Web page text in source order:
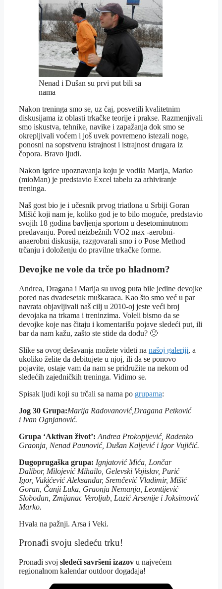
Nenad i Dušan su prvi put bili sa
nama
Nakon treninga smo se, uz čaj, posvetili kvalitetnim
diskusijama iz oblasti trkačke teorije i prakse. Razmenjivali
smo iskustva, tehnike, navike i zapažanja dok smo se
okrepljivali voćem i još uvek povremeno istezali noge,
ponosni na sopstvenu istrajnost i istrajnost drugara iz
čopora. Bravo ljudi.
Nakon igrice upoznavanja koju je vodila Marija, Marko
(mioMan) je predstavio Excel tabelu za arhiviranje
treninga.
Naš gost bio je i učesnik prvog triatlona u Srbiji Goran
Mišić koji nam je, koliko god je to bilo moguće, predstavio
svojih 18 godina bavljenja sportom u desetominutnom
predavanju. Pored neizbežnih VO2 max -aerobni-
anaerobni diskusija, razgovarali smo i o Pose Method
trčanju i doloženju do pravilne trkačke forme.
Devojke ne vole da trče po hladnom?
Andrea, Dragana i Marija su uvog puta bile jedine devojke
pored nas dvadesetak muškaraca. Kao što smo već u par
navrata objavljivali naš cilj u 2010-oj jeste veći broj
devojaka na trkama i treninzima. Voleli bismo da se
devojke koje nas čitaju i komentarišu pojave sledeći put, ili
bar da nam kažu, zašto ste stide da dođu? 🙂
Slike sa ovog dešavanja možete videti na našoj galeriji, a
ukoliko želite da debitujete u njoj, ili da se ponovo
pojavite, ostaje vam da nam se pridružite na nekom od
sledećih zajedničkih treninga. Vidimo se.
Spisak ljudi koji su trčali sa nama po grupama:
Jog 30 Grupa:Marija Radovanović,Dragana Petković
i Ivan Ognjanović.
Grupa ‘Aktivan život’: Andrea Prokopijević, Radenko
Graonja, Nenad Paunović, Dušan Kaljević i Igor Vujičić.
Dugoprugaška grupa: Ignjatović Mića, Lončar
Dalibor, Milojević Mihailo, Gelevski Vojislav, Purić
Igor, Vukićević Aleksandar, Sremčević Vladimir, Mišić
Goran, Čanji Luka, Graonja Nemanja, Leontijević
Slobodan, Zmijanac Veroljub, Lazić Arsenije i Joksimović
Marko.
Hvala na pažnji. Arsa i Veki.
Pronađi svoju sledeću trku!
Pronađi svoj sledeći savršeni izazov u najvećem
regionalnom kalendar outdoor događaja!